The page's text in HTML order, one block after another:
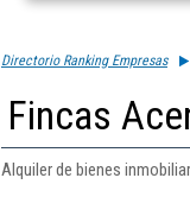
Directorio Ranking Empresas
Fincas
Alquiler de bienes